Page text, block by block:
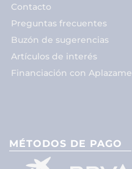
Contacto
Preguntas frecuentes
Buzón de sugerencias
Artículos de interés
Financiación con Aplazame
MÉTODOS DE PAGO